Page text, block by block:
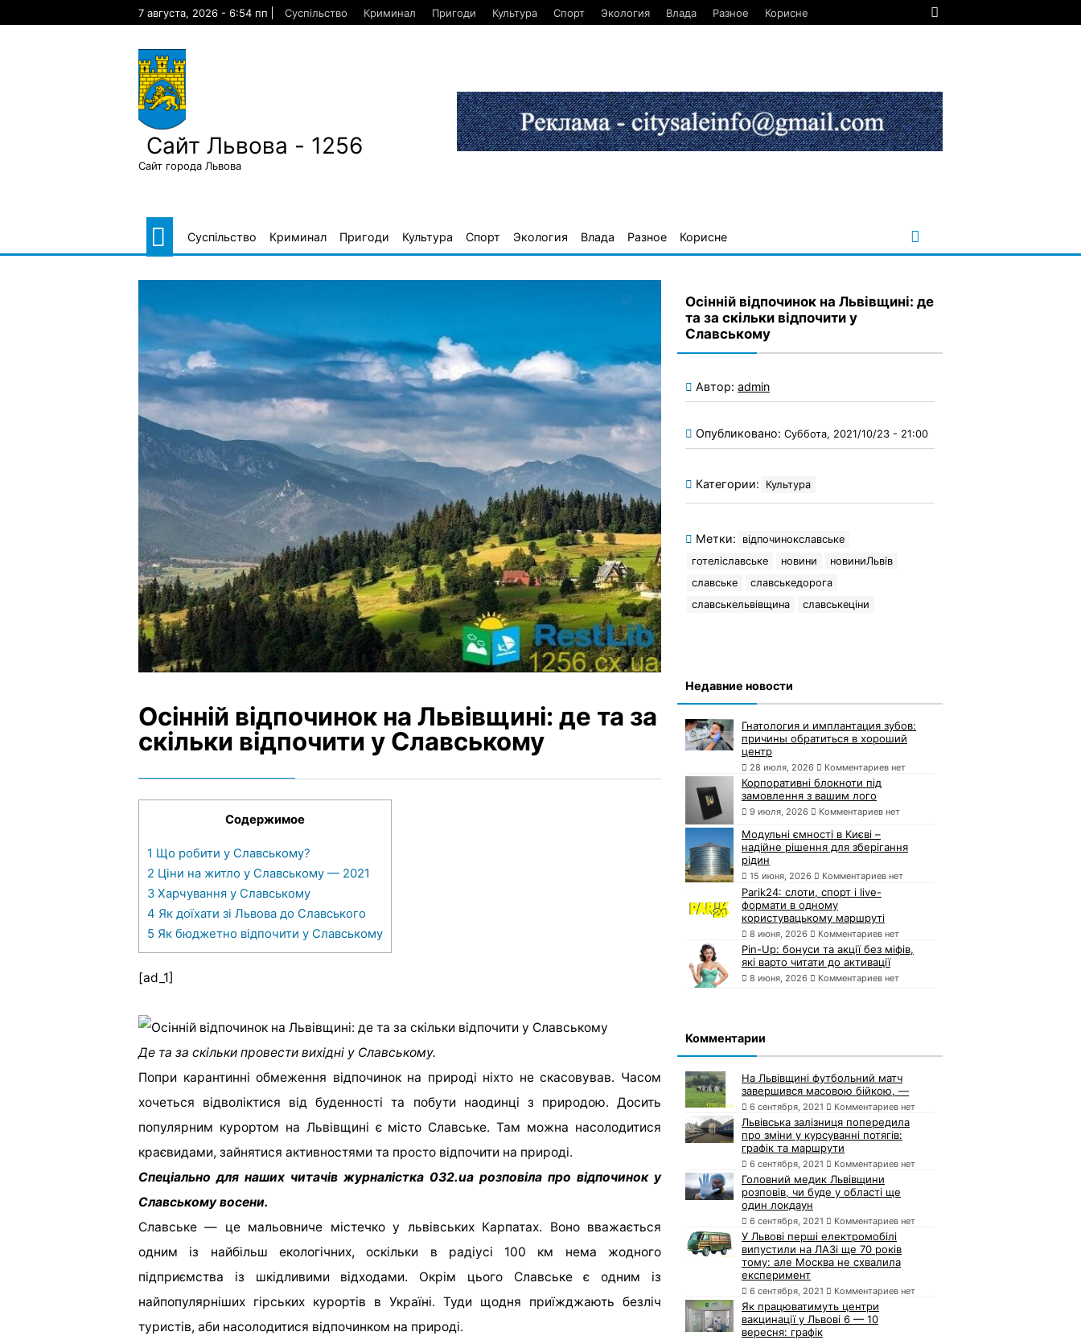
7 августа, 2026 - 6:54 пп Суспільство Криминал Пригоди Культура Спорт Экология Влада Разное Корисне
Сайт Львова - 1256
Сайт города Львова
Суспільство Криминал Пригоди Культура Спорт Экология Влада Разное Корисне
Осінній відпочинок на Львівщині: де та за
скільки відпочити у Славському
Содержимое
1 Що робити у Славському?
2 Ціни на житло у Славському — 2021
3 Харчування у Славському
4 Як доїхати зі Львова до Славського
5 Як бюджетно відпочити у Славському
[ad_1]
Де та за скільки провести вихідні у Славському.
Попри карантинні обмеження відпочинок на природі ніхто не скасовував. Часом
хочеться відволіктися від буденності та побути наодинці з природою. Досить
популярним курортом на Львівщині є місто Славське. Там можна насолодитися
краєвидами, зайнятися активностями та просто відпочити на природі.
Спеціально для наших читачів журналістка 032.ua розповіла про відпочинок у
Славському восени.
Славське — це мальовниче містечко у львівських Карпатах. Воно вважається
одним із найбільш екологічних, оскільки в радіусі 100 км нема жодного
підприємства із шкідливими відходами. Окрім цього Славське є одним із
найпопулярніших гірських курортів в Україні. Туди щодня приїжджають безліч
туристів, аби насолодитися відпочинком на природі.
Осінній відпочинок на Львівщині: де
та за скільки відпочити у
Славському
Автор: admin
Опубликовано: Суббота, 2021/10/23 - 21:00
Категории: Культура
Метки:
відпочинокславське
готеліславське
новини
новиниЛьвів
славське
славськедорога
славськельвівщина
славськеціни
Недавние новости
Гнатология и имплантация зубов:
причины обратиться в хороший
центр
28 июля, 2026 Комментариев нет
Корпоративні блокноти під
замовлення з вашим лого
9 июля, 2026 Комментариев нет
Модульні ємності в Києві –
надійне рішення для зберігання
рідин
15 июня, 2026 Комментариев нет
Parik24: слоти, спорт і live-
формати в одному
користувацькому маршруті
8 июня, 2026 Комментариев нет
Pin-Up: бонуси та акції без міфів,
які варто читати до активації
8 июня, 2026 Комментариев нет
Комментарии
На Львівщині футбольний матч
завершився масовою бійкою, —
6 сентября, 2021 Комментариев нет
Львівська залізниця попередила
про зміни у курсуванні потягів:
графік та маршрути
6 сентября, 2021 Комментариев нет
Головний медик Львівщини
розповів, чи буде у області ще
один локдаун
6 сентября, 2021 Комментариев нет
У Львові перші електромобілі
випустили на ЛАЗі ще 70 років
тому: але Москва не схвалила
експеримент
6 сентября, 2021 Комментариев нет
Як працюватимуть центри
вакцинації у Львові 6 — 10
вересня: графік